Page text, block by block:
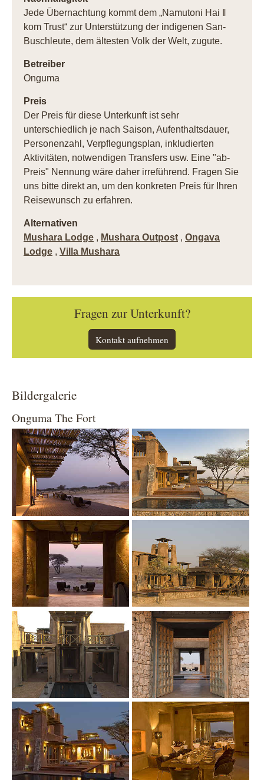
Jede Übernachtung kommt dem „Namutoni Hai ǁ
kom Trust“ zur Unterstützung der indigenen San-
Buschleute, dem ältesten Volk der Welt, zugute.
Betreiber
Onguma
Preis
Der Preis für diese Unterkunft ist sehr
unterschiedlich je nach Saison, Aufenthaltsdauer,
Personenzahl, Verpflegungsplan, inkludierten
Aktivitäten, notwendigen Transfers usw. Eine "ab-
Preis" Nennung wäre daher irreführend. Fragen Sie
uns bitte direkt an, um den konkreten Preis für Ihren
Reisewunsch zu erfahren.
Alternativen
Mushara Lodge , Mushara Outpost , Ongava
Lodge , Villa Mushara
Fragen zur Unterkunft?
Kontakt aufnehmen
Bildergalerie
Onguma The Fort
Show larger version Show larger version
Show larger version
Show larger version Show larger version
Show larger version Show larger version